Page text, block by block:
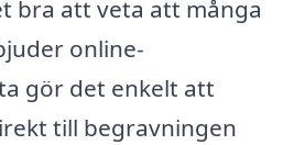
bra att veta att många
online-
gör det enkelt att
till begravningen